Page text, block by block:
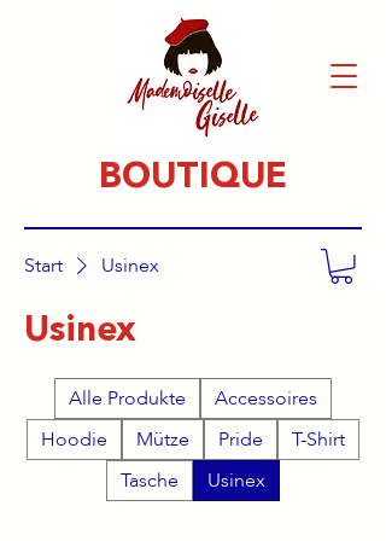
BOUTIQUE
Start Usinex
Usinex
Alle Produkte
Accessoires
Hoodie
Mütze Pride
T-Shirt
Tasche
Usinex